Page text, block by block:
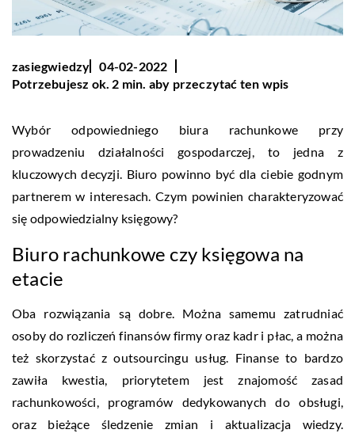
zasiegwiedzy
04-02-2022
Potrzebujesz ok. 2 min. aby przeczytać ten wpis
Wybór odpowiedniego biura rachunkowe przy
prowadzeniu działalności gospodarczej, to jedna z
kluczowych decyzji. Biuro powinno być dla ciebie godnym
partnerem w interesach. Czym powinien charakteryzować
się odpowiedzialny księgowy?
Biuro rachunkowe czy księgowa na
etacie
Oba rozwiązania są dobre. Można samemu zatrudniać
osoby do rozliczeń finansów firmy oraz kadr i płac, a można
też skorzystać z outsourcingu usług. Finanse to bardzo
zawiła kwestia, priorytetem jest znajomość zasad
rachunkowości, programów dedykowanych do obsługi,
oraz bieżące śledzenie zmian i aktualizacja wiedzy.